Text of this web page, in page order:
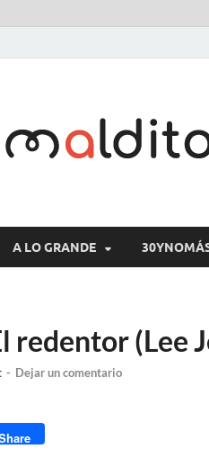
A LO GRANDE
redentor (Lee
- Dejar un comentario